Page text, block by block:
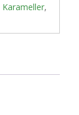
Karameller,